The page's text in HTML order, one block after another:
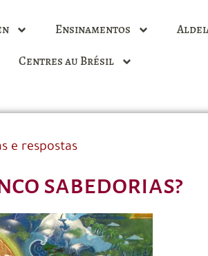
Ensinamentos
Centres au Brésil
e respostas
sabedorias?